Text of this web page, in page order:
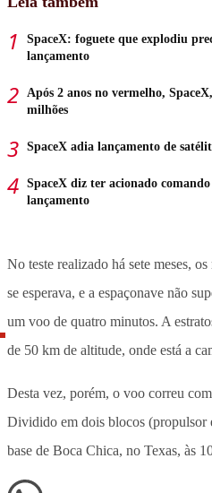
SpaceX: foguete que explodiu
lançamento
Após 2 anos no vermelho,
milhões
SpaceX adia lançamento de
SpaceX diz ter acionado
lançamento
No teste realizado há sete meses,
se esperava, e a espaçonave não
um voo de quatro minutos. A
de 50 km de altitude, onde está a
Desta vez, porém, o voo correu
Dividido em dois blocos (propulsor
base de Boca Chica, no Texas, às